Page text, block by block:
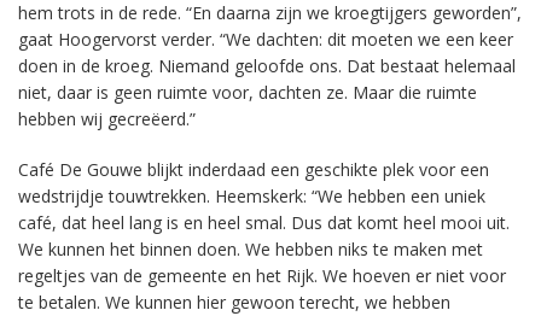
hem trots in de rede. “En daarna zijn we kroegtijgers geworden”,
gaat Hoogervorst verder. “We dachten: dit moeten we een keer
doen in de kroeg. Niemand geloofde ons. Dat bestaat helemaal
niet, daar is geen ruimte voor, dachten ze. Maar die ruimte
hebben wij gecreëerd.”
Café De Gouwe blijkt inderdaad een geschikte plek voor een
wedstrijdje touwtrekken. Heemskerk: “We hebben een uniek
café, dat heel lang is en heel smal. Dus dat komt heel mooi uit.
We kunnen het binnen doen. We hebben niks te maken met
regeltjes van de gemeente en het Rijk. We hoeven er niet voor
te betalen. We kunnen hier gewoon terecht, we hebben